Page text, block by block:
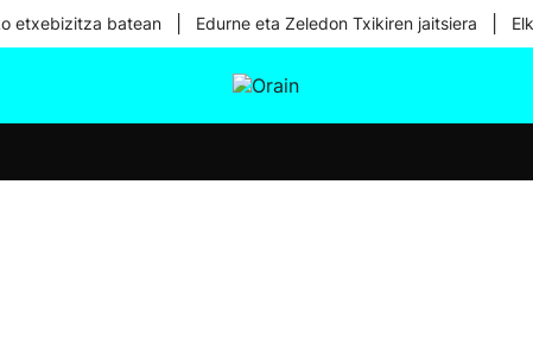
etxebizitza batean Edurne eta Zeledon Txikiren jaitsiera